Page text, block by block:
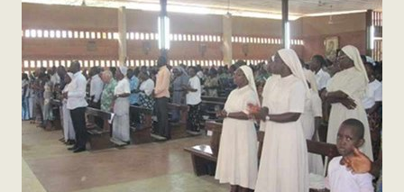
MEDIATECA
P. AUGUSTO ETCHECOPAR